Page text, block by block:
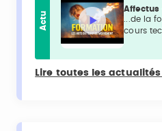
Actu
...de la
cours
Lire toutes les